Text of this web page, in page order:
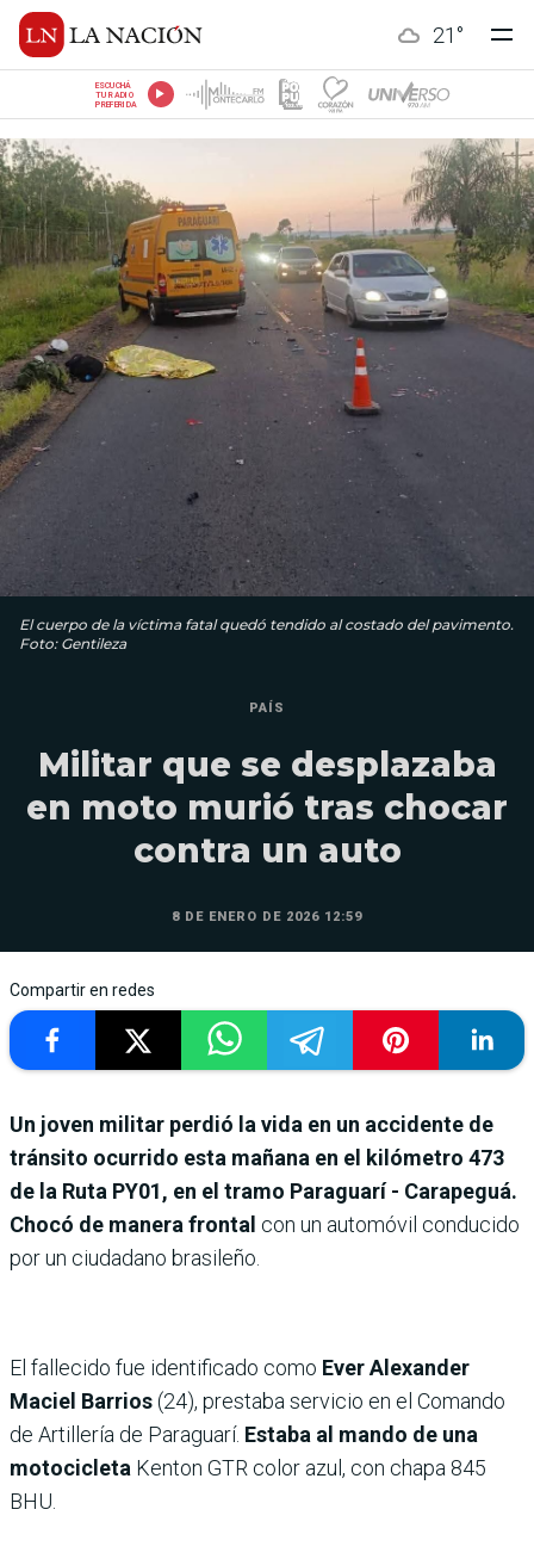
21 °
ESCUCHÁ
TU RADIO
PREFERIDA
El cuerpo de la víctima fatal quedó tendido al costado del pavimento.
Foto: Gentileza
PAÍS
Militar que se desplazaba
en moto murió tras chocar
contra un auto
8 DE ENERO DE 2026 12:59
Compartir en redes
Un joven militar perdió la vida en un accidente de
tránsito ocurrido esta mañana en el kilómetro 473
de la Ruta PY01, en el tramo Paraguarí - Carapeguá.
Chocó de manera frontal con un automóvil conducido
por un ciudadano brasileño.
El fallecido fue identificado como Ever Alexander
Maciel Barrios(24), prestaba servicio en el Comando
de Artillería de Paraguarí. Estaba al mando de una
motocicleta Kenton GTR color azul, con chapa 845
BHU.